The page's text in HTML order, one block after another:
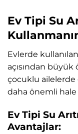
Ev Tipi Su
Evlerde
açısından büyük
çocuklu ailelerde
daha önemli
Ev Tipi Su
Avantajlar: